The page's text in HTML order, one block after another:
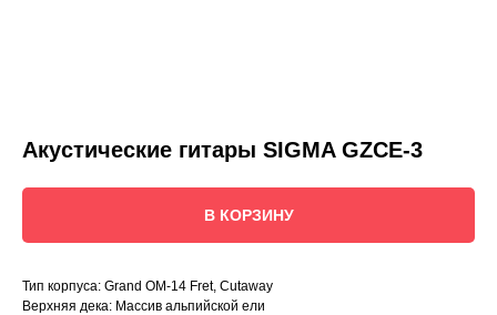
Акустические гитары SIGMA GZCE-3
В КОРЗИНУ
Тип корпуса: Grand OM-14 Fret, Cutaway
Верхняя дека: Массив альпийской ели